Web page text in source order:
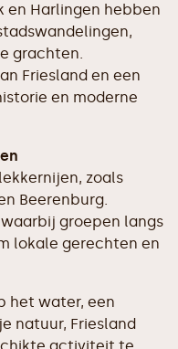
en Harlingen hebben
grachten.
Friesland en een
en moderne
zoals
Beerenburg.
groepen langs
lokale gerechten en
het water, een
natuur, Friesland